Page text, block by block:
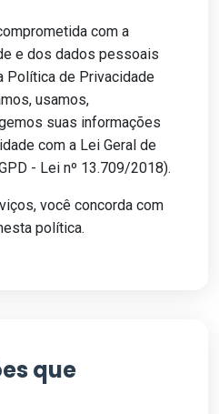
com a
e dos dados pessoais
Política de Privacidade
usamos,
suas informações
com a Lei Geral de
- Lei nº 13.709/2018).
você concorda com
política.
que